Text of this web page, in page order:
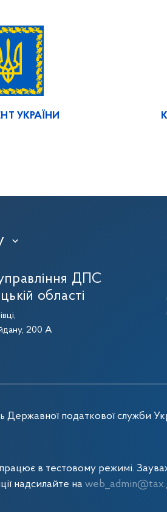
УКРАЇНИ
›
ДПС
області
200 А
Державної податкової служби
в тестовому режимі.
надсилайте на